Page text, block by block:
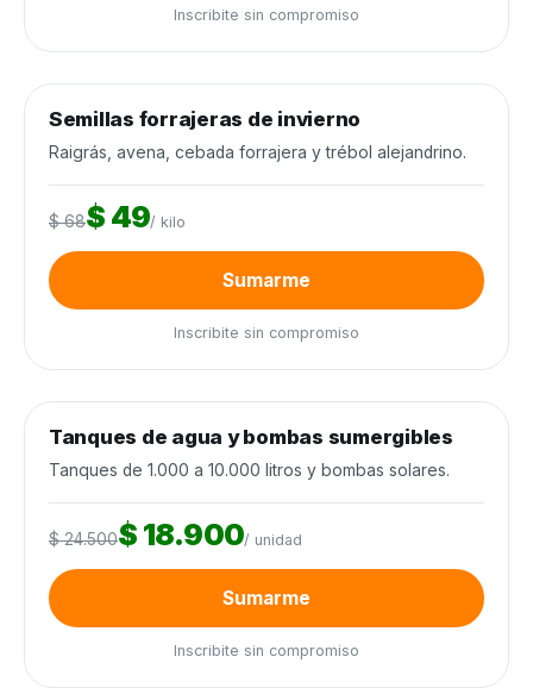
Inscribite sin compromiso
Semillas y agroquímicos
Cierra en 6d
Semillas forrajeras de invierno
Raigrás, avena, cebada forrajera y trébol alejandrino.
$ 68$ 49/ kilo
Sumarme
Inscribite sin compromiso
Agua y riego
−23%
Cierra en 9d
Tanques de agua y bombas sumergibles
Tanques de 1.000 a 10.000 litros y bombas solares.
$ 24.500$ 18.900/ unidad
Sumarme
Inscribite sin compromiso